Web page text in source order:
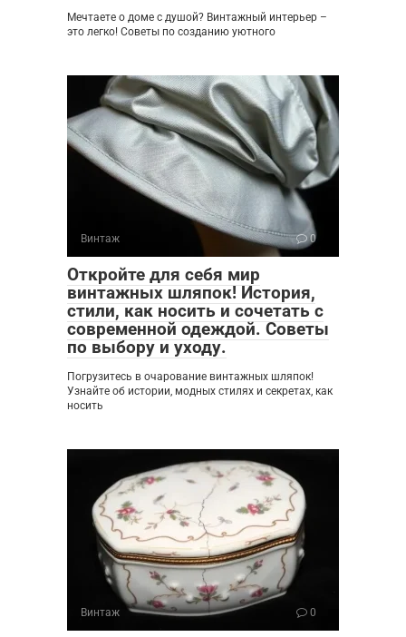
Мечтаете о доме с душой? Винтажный интерьер –
это легко! Советы по созданию уютного
Винтаж 0
Откройте для себя мир
винтажных шляпок! История,
стили, как носить и сочетать с
современной одеждой. Советы
по выбору и уходу.
Погрузитесь в очарование винтажных шляпок!
Узнайте об истории, модных стилях и секретах, как
носить
Винтаж 0